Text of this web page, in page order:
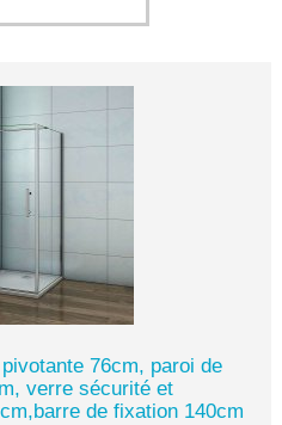
76cm, paroi de
verre sécurité et
de fixation 140cm